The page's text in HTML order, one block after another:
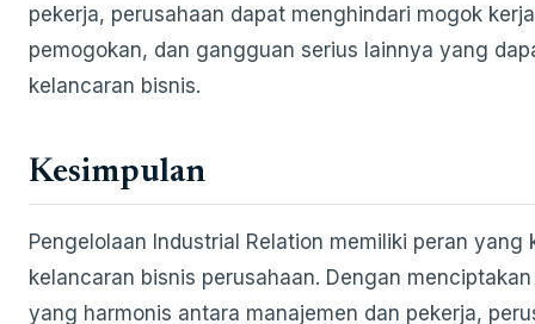
pekerja, perusahaan dapat menghindari mogok
pemogokan, dan gangguan serius lainnya yang
kelancaran bisnis.
Kesimpulan
Pengelolaan Industrial Relation memiliki peran yang
kelancaran bisnis perusahaan. Dengan
yang harmonis antara manajemen dan pekerja,